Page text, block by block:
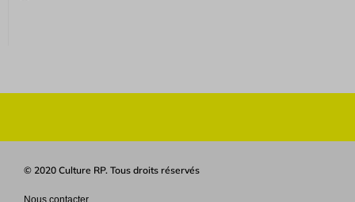
© 2020 Culture RP. Tous droits réservés